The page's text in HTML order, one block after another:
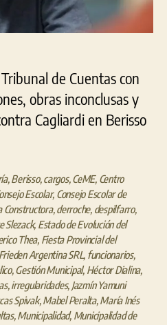
de Cuentas con
obras inconclusas y
Cagliardi en Berisso
,Berisso,cargos,CeME, Centro
Escolar, Consejo Escolar de
Constructora,derroche, despilfarro,
Slezack, Estado de Evolución del
Thea, Fiesta Provincial del
Frieden Argentina SRL, funcionarios,
,Gestión Municipal, Héctor Dialina,
,irregularidades, Jazmín Yamuni
Spivak,Mabel Peralta,María Inés
,Municipalidad, Municipalidad de